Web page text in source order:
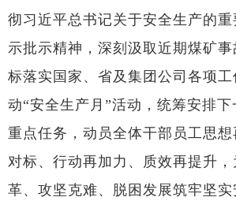
彻习近平总书记关于安全生产的
示批示精神，深刻汲取近期煤矿
标落实国家、省及集团公司各项
动“安全生产月”活动，统筹安排
重点任务，动员全体干部员工思
对标、行动再加力、质效再提升
革、攻坚克难、脱困发展筑牢坚实